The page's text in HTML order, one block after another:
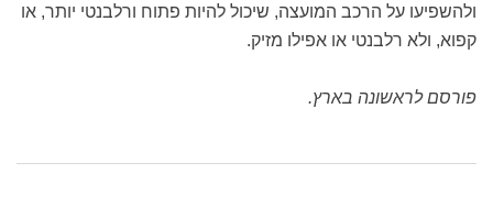
ולהשפיעו על הרכב המועצה, שיכול להיות פתוח ורלבנטי יותר, או
קפוא, ולא רלבנטי או אפילו מזיק.
פורסם לראשונה בארץ.